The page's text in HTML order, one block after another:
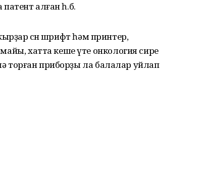
алған һ.б.
өсөн шрифт һәм принтер,
хатта кеше үте онкология сире
торған приборҙы ла балалар уйлап